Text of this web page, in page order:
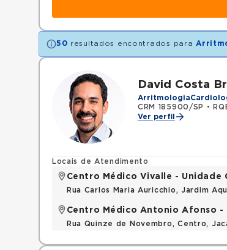
50 resultados encontrados para
David Costa
Arritmologia
CRM 185900/SP
•
Ver perfil
Locais de Atendimento
Centro Médico Vivalle - Unidade
Rua Carlos Maria Auricchio, Jardim
Centro Médico Antonio Afonso -
Rua Quinze de Novembro, Centro,